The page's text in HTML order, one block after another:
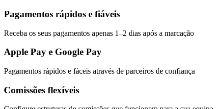
Pagamentos rápidos e fiáveis
Receba os seus pagamentos apenas 1–2 dias após a marcação
Apple Pay e Google Pay
Pagamentos rápidos e fáceis através de parceiros de confiança
Comissões flexíveis